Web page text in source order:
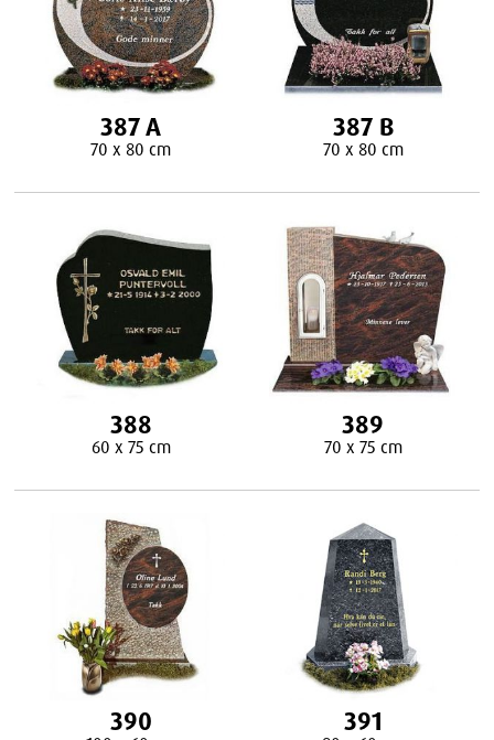
387 A
70 x 80 cm
387 B
70 x 80 cm
388
60 x 75 cm
389
70 x 75 cm
390 391